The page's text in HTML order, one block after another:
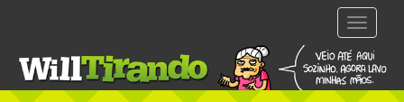
t